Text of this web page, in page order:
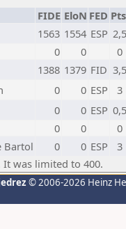
FIDE EloN FED
1563 1554 ESP
0 0
0
1388 1379 FID
0 0 ESP
3
0 0 ESP
0 0
0
Bartol 0 0 ESP
3
was limited to 400.
© 2006-2026 Heinz